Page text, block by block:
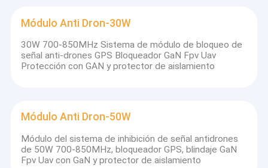
En las cárceles de alto poder
Detector de la señal
Módulo Anti Dron-30W
30W 700-850MHz Sistema de módulo de bloqueo de
señal anti-drones GPS Bloqueador GaN Fpv Uav
Protección con GAN y protector de aislamiento
Módulo Anti Dron-50W
Módulo del sistema de inhibición de señal antidrones
de 50W 700-850MHz, bloqueador GPS, blindaje GaN
Fpv Uav con GaN y protector de aislamiento
Dirección:Tercer piso, Bloque T, Parque Industrial NanLian
HengYu, No.1, Carretera RuiJi, Distrito LongGang, Shenzhen,
Guangdong, China